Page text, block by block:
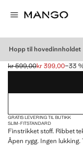
Hopp til hovedinnholdet
RIBBESTRIKKET
Første pris strøket [kr
kr 599,00
Gjeldende pris [kr
kr 399,00−33
Velg en farge
GRATIS LEVERING TIL BUTIKK
SLIM-FITSTANDARD
Finstrikket stoff. Ribbet
Åpen rygg. Ingen lukking.